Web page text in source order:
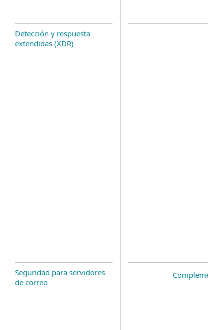
Detección y respuesta
extendidas (XDR)
Seguridad para servidores
de correo